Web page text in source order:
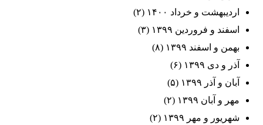
اردیبهشت و خرداد ۱۴۰۰
(۲)
اسفند و فروردین ۱۳۹۹
(۳)
بهمن و اسفند ۱۳۹۹
(۸)
آذر و دی ۱۳۹۹
(۶)
آبان و آذر ۱۳۹۹
(۵)
مهر و آبان ۱۳۹۹
(۲)
شهریور و مهر ۱۳۹۹
(۲)